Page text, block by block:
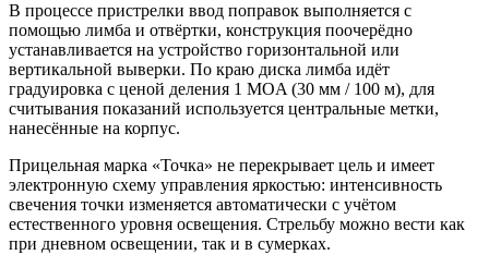
В процессе пристрелки ввод поправок выполняется с
помощью лимба и отвёртки, конструкция поочерёдно
устанавливается на устройство горизонтальной или
вертикальной выверки. По краю диска лимба идёт
градуировка с ценой деления 1 MOA (30 мм / 100 м), для
считывания показаний используется центральные метки,
нанесённые на корпус.
Прицельная марка «Точка» не перекрывает цель и имеет
электронную схему управления яркостью: интенсивность
свечения точки изменяется автоматически с учётом
естественного уровня освещения. Стрельбу можно вести как
при дневном освещении, так и в сумерках.